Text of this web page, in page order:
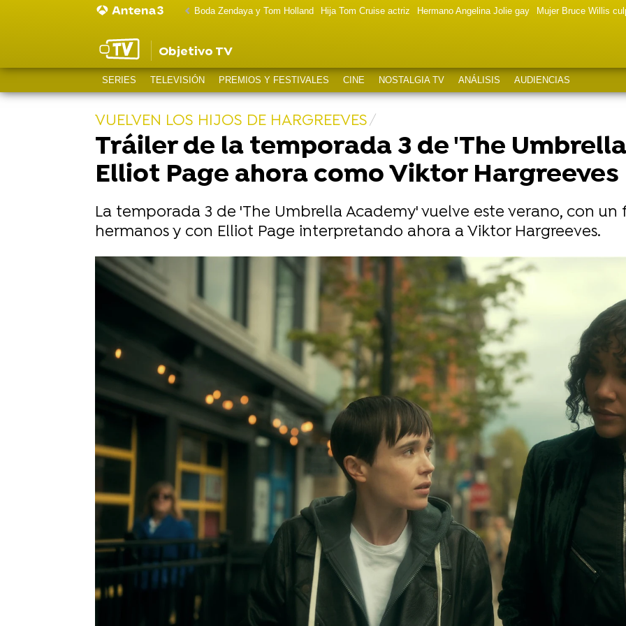
Boda Zendaya y Tom Holland Hija Tom Cruise actriz Hermano Angelina Jolie gay Mujer Bruce Willis
Objetivo TV
SERIES TELEVISIÓN PREMIOS Y FESTIVALES CINE NOSTALGIA TV ANÁLISIS AUDIENCIAS
VUELVEN LOS HIJOS DE HARGREEVES
Tráiler de la temporada 3 de 'The
Elliot Page ahora como Viktor Hargreeves
La temporada 3 de 'The Umbrella Academy' vuelve este verano, con
hermanos y con Elliot Page interpretando ahora a Viktor Hargreeves.
Daniel Gómez
Madrid
Publicado:20 de mayo de 2022, 11:14
WhatsappFacebook
Más información
Elliot Page ('The
Umbrella Academy')
publicará sus
memorias en 2023
'The Umbrella Academy'
vuelve con su temporada
3. La serie basada en los cómics de Gerard Way
fue renovada en 2020, pero complicaciones en el
rodaje ocasionadas por la pandemia impidieron que